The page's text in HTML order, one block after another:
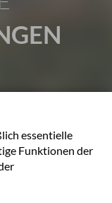
2009-37
essentielle
Funktionen der